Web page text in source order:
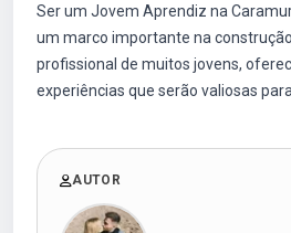
Ser um Jovem Aprendiz na
um marco importante na
profissional de muitos jovens,
experiências que serão valiosas
AUTOR